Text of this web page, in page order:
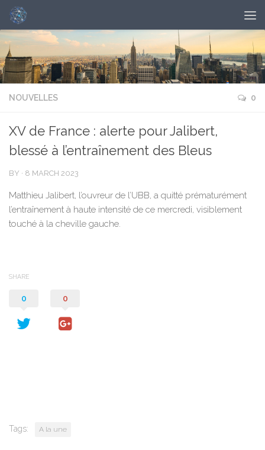
NOUVELLES 0
XV de France : alerte pour Jalibert,
blessé à l’entraînement des Bleus
BY · 8 MARCH 2023
Matthieu Jalibert, l’ouvreur de l’UBB, a quitté prématurément
l’entraînement à haute intensité de ce mercredi, visiblement
touché à la cheville gauche.
SHARE
0 0
Tags: A la une